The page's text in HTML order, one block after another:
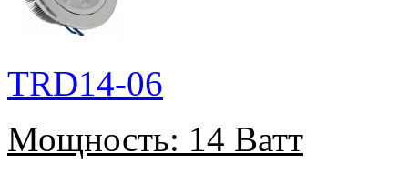
TRD14-06
Мощность: 14 Ватт